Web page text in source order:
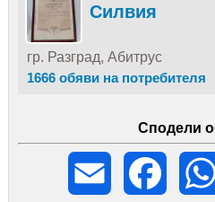
Силвия
гр. Разград, Абитрус
1666 обяви на потребителя
Сподели
Email